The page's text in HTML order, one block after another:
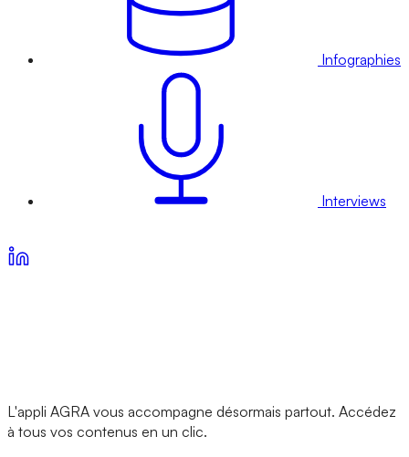
Infographies
Interviews
L'appli AGRA vous accompagne désormais partout. Accédez
à tous vos contenus en un clic.